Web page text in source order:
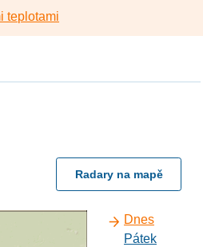
teplotami
Radary na mapě
Dnes
Pátek